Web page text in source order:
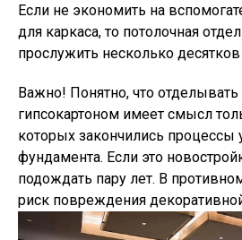
Если не экономить на
для каркаса, то потолочная
прослужить несколько десятков
Важно! Понятно, что
гипсокартоном имеет смысл
которых закончились процессы
фундамента. Если это
подождать пару лет. В
риск повреждения